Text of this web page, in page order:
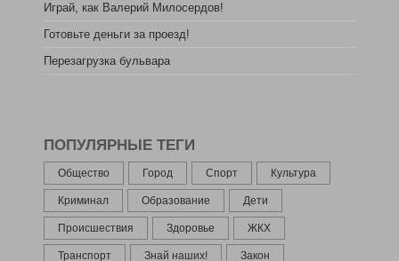
Играй, как Валерий Милосердов!
Готовьте деньги за проезд!
Перезагрузка бульвара
ПОПУЛЯРНЫЕ ТЕГИ
Общество Город Спорт Культура
Криминал Образование Дети
Происшествия Здоровье ЖКХ
Транспорт Знай наших! Закон